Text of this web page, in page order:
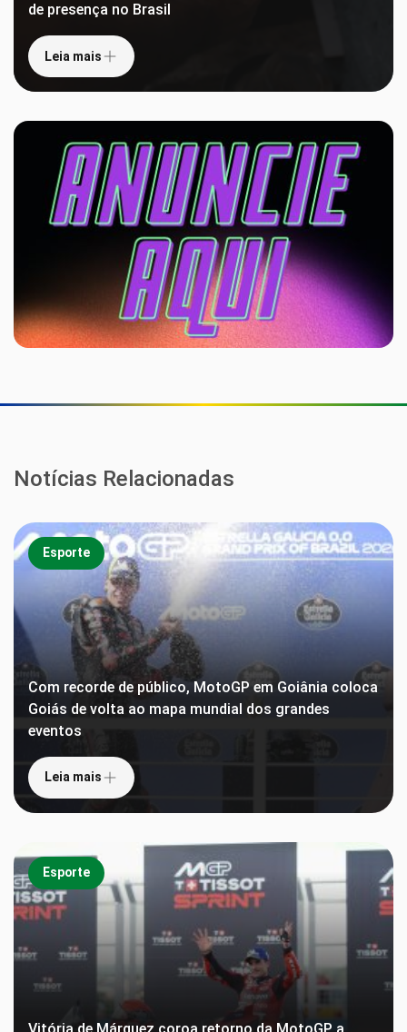
de presença no Brasil
Leia mais
Notícias Relacionadas
Esporte
Com recorde de público, MotoGP em Goiânia coloca
Goiás de volta ao mapa mundial dos grandes
eventos
Leia mais
Esporte